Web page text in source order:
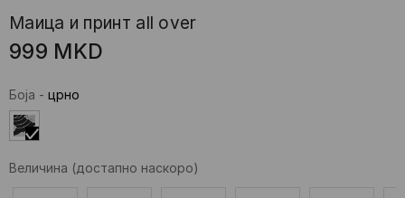
Маица и принт all over
999 MKD
Боја - црно
Величина (достапно наскоро)